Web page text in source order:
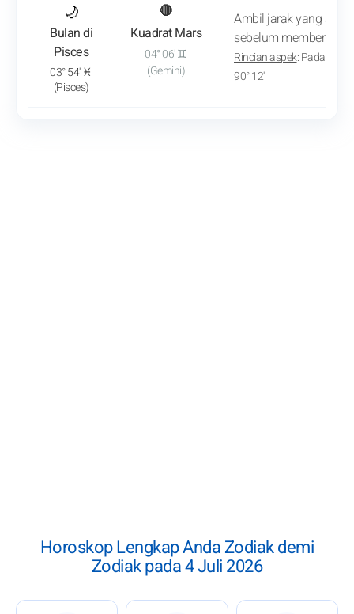
🌙
Bulan di
Pisces
: Lihat analisis transit
03° 54' ♓
(Pisces)
🔴
Kuadrat Mars
04° 06' ♊
(Gemini)
Ambil jarak yang
sebelum memberikan
Rincian aspek: Pada
90° 12'
Horoskop Lengkap Anda Zodiak demi
Zodiak pada 4 Juli 2026